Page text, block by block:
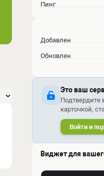
Пинг
Добавлен
Обновлен
Это ваш
Подтвердите
карточкой,
Войти и
Виджет для